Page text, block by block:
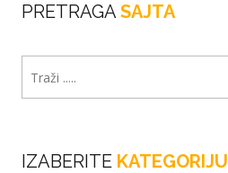
PRETRAGA SAJTA
IZABERITE KATEGORIJU